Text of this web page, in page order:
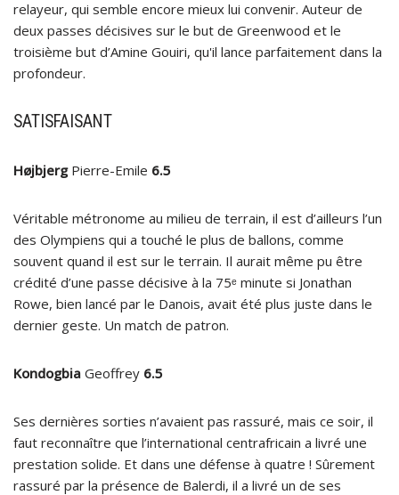
relayeur, qui semble encore mieux lui convenir. Auteur de
deux passes décisives sur le but de Greenwood et le
troisième but d’Amine Gouiri, qu'il lance parfaitement dans la
profondeur.
SATISFAISANT
HøjbjergPierre-Emile 6.5
Véritable métronome au milieu de terrain, il est d’ailleurs l’un
des Olympiens qui a touché le plus de ballons, comme
souvent quand il est sur le terrain. Il aurait même pu être
crédité d’une passe décisive à la 75ᵉ minute si Jonathan
Rowe, bien lancé par le Danois, avait été plus juste dans le
dernier geste. Un match de patron.
Kondogbia Geoffrey 6.5
Ses dernières sorties n’avaient pas rassuré, mais ce soir, il
faut reconnaître que l’international centrafricain a livré une
prestation solide. Et dans une défense à quatre ! Sûrement
rassuré par la présence de Balerdi, il a livré un de ses